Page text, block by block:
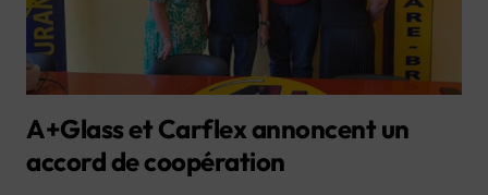
A+Glass et Carflex annoncent un
accord de coopération